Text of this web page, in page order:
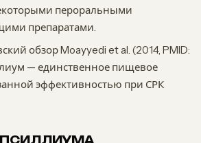
пероральными
препаратами.
обзор Moayyedi et al. (2014, PMID:
— единственное пищевое
эффективностью при СРК